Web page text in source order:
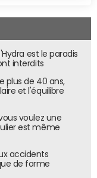
est le paradis
interdits
plus de 40 ans,
et l'équilibre
voulez une
est même
accidents
de forme